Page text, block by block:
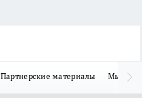
Партнерские материалы Мы в